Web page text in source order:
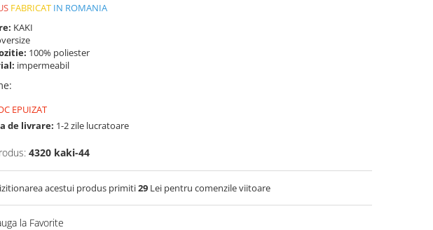
FABRICAT IN ROMANIA
KAKI
100% poliester
impermeabil
:
EPUIZAT
de livrare: 1-2 zile lucratoare
4320 kaki-44
acestui produs primiti29 Lei pentru comenzile viitoare
la Favorite